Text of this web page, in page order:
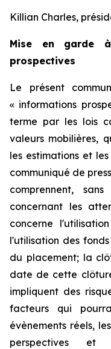
Killian Charles,
Mise en garde
prospectives
Le présent
« informations
terme par les lois
valeurs mobilières,
les estimations et
communiqué de
comprennent,
concernant les
concerne
l'utilisation des
du placement; la
date de cette
impliquent des
facteurs qui
évènements réels,
perspectives et